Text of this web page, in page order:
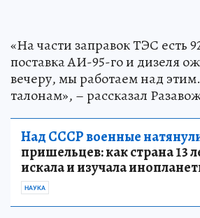
«На части заправок ТЭС есть
поставка АИ-95-го и дизеля
вечеру, мы работаем над
талонам», – рассказал
Над СССР военные
пришельцев: как страна 13
искала и изучала
НАУКА